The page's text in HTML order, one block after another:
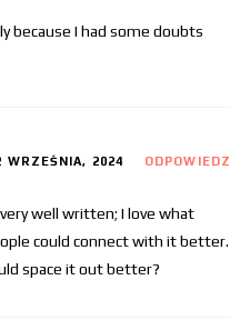
because I had some doubts
WRZEŚNIA, 2024 ODPOWIEDZ
well written; I love what
could connect with it better.
space it out better?